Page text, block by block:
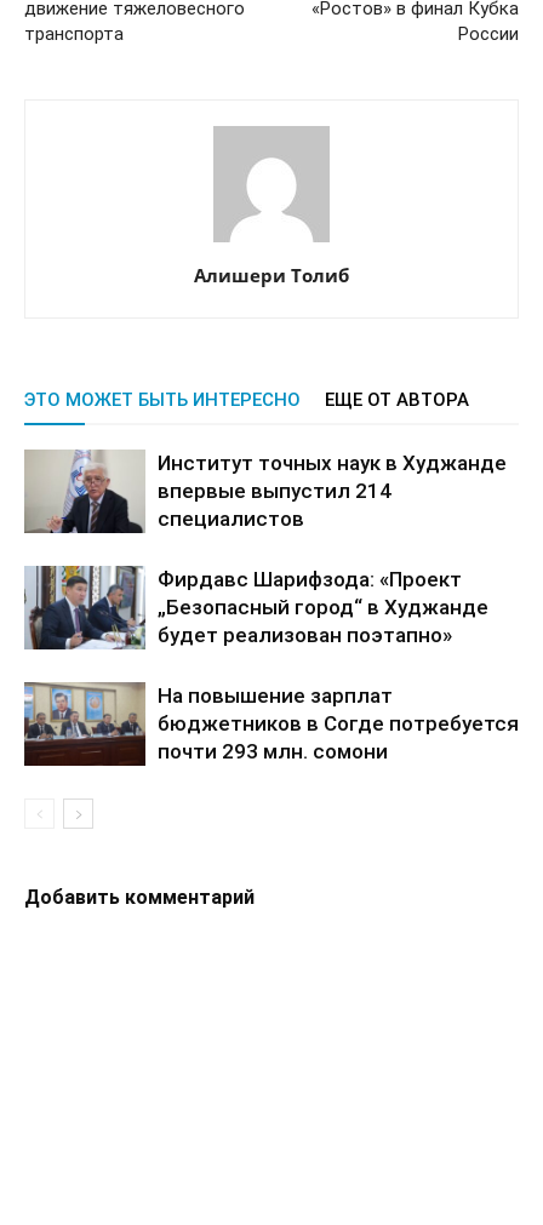
движение тяжеловесного
транспорта
«Ростов» в финал Кубка
России
Алишери Толиб
ЭТО МОЖЕТ БЫТЬ ИНТЕРЕСНО ЕЩЕ ОТ АВТОРА
Институт точных наук в Худжанде
впервые выпустил 214
специалистов
Фирдавс Шарифзода: «Проект
„Безопасный город“ в Худжанде
будет реализован поэтапно»
На повышение зарплат
бюджетников в Согде потребуется
почти 293 млн. сомони
Добавить комментарий